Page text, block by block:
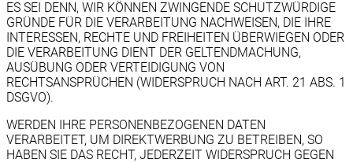
ES SEI DENN, WIR KÖNNEN ZWINGENDE SCHUTZWÜRDIGE
GRÜNDE FÜR DIE VERARBEITUNG NACHWEISEN, DIE IHRE
INTERESSEN, RECHTE UND FREIHEITEN ÜBERWIEGEN ODER
DIE VERARBEITUNG DIENT DER GELTENDMACHUNG,
AUSÜBUNG ODER VERTEIDIGUNG VON
RECHTSANSPRÜCHEN (WIDERSPRUCH NACH ART. 21 ABS. 1
DSGVO).
WERDEN IHRE PERSONENBEZOGENEN DATEN
VERARBEITET, UM DIREKTWERBUNG ZU BETREIBEN, SO
HABEN SIE DAS RECHT, JEDERZEIT WIDERSPRUCH GEGEN